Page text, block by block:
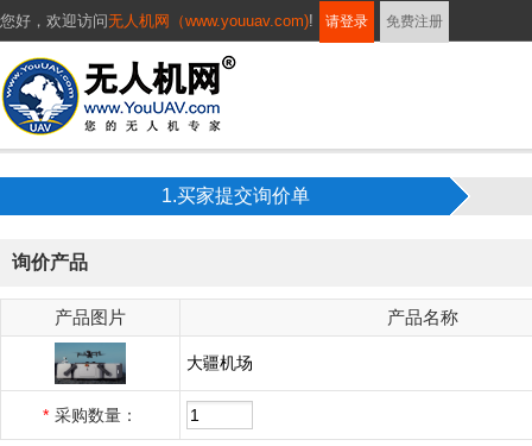
您好， 欢迎访问无人机网（www.youuav.com)! 请登录 免费注册
1.买家提交询价单
询价产品
产品图片 产品名称
大疆机场
* 采购数量：